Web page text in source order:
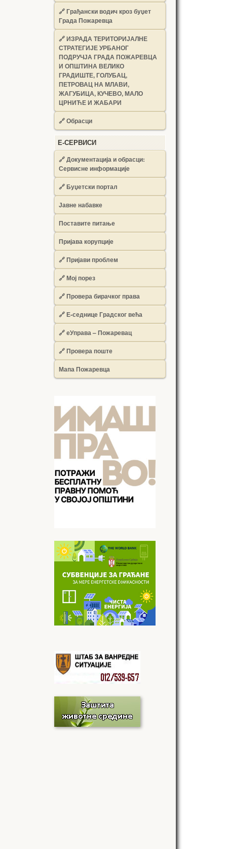
🔗Грађански водич кроз буџет
Града Пожаревца
🔗ИЗРАДА ТЕРИТОРИЈАЛНЕ
СТРАТЕГИЈЕ УРБАНОГ
ПОДРУЧЈА ГРАДА ПОЖАРЕВЦА
И ОПШТИНА ВЕЛИКО
ГРАДИШТЕ, ГОЛУБАЦ,
ПЕТРОВАЦ НА МЛАВИ,
ЖАГУБИЦА, КУЧЕВО, МАЛО
ЦРНИЋЕ И ЖАБАРИ
🔗Обрасци
Е-СЕРВИСИ
🔗 Документација и обрасци:
Сервисне информације
🔗 Буџетски портал
Јавне набавке
Поставите питање
Пријава корупције
🔗 Пријави проблем
🔗 Мој порез
🔗 Провера бирачког права
🔗 Е-седнице Градског већа
🔗 еУправа – Пожаревац
🔗 Провера поште
Мапа Пожаревца